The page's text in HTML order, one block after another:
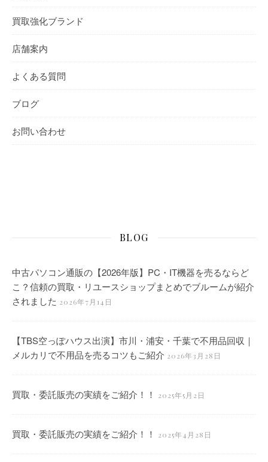
買取強化ブランド
店舗案内
よくある質問
ブログ
お問い合わせ
BLOG
中古パソコン通販の【2026年版】PC・IT機器を売るならど
こ？信頼の買取・リユースショップまとめでブルームが紹介
されました 2026年7月14日
【TBS空っぽハウス出演】市川・浦安・千葉で不用品回収｜
メルカリで不用品を売るコツもご紹介 2026年3月28日
買取・委託販売の実績をご紹介！！ 2025年5月2日
買取・委託販売の実績をご紹介！！ 2025年4月28日